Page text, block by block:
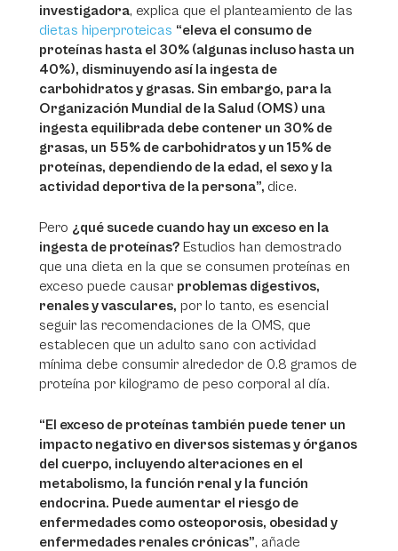
investigadora, explica que el planteamiento de las
dietas hiperproteicas “eleva el consumo de
proteínas hasta el 30% (algunas incluso hasta un
40%), disminuyendo así la ingesta de
carbohidratos y grasas. Sin embargo, para la
Organización Mundial de la Salud (OMS) una
ingesta equilibrada debe contener un 30% de
grasas, un 55% de carbohidratos y un 15% de
proteínas, dependiendo de la edad, el sexo y la
actividad deportiva de la persona”, dice.
Pero ¿qué sucede cuando hay un exceso en la
ingesta de proteínas? Estudios han demostrado
que una dieta en la que se consumen proteínas en
exceso puede causar problemas digestivos,
renales y vasculares, por lo tanto, es esencial
seguir las recomendaciones de la OMS, que
establecen que un adulto sano con actividad
mínima debe consumir alrededor de 0.8 gramos de
proteína por kilogramo de peso corporal al día.
“El exceso de proteínas también puede tener un
impacto negativo en diversos sistemas y órganos
del cuerpo, incluyendo alteraciones en el
metabolismo, la función renal y la función
endocrina. Puede aumentar el riesgo de
enfermedades como osteoporosis, obesidad y
enfermedades renales crónicas”, añade